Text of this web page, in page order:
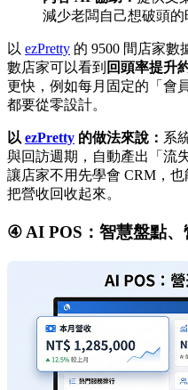
減少老闆自己想破頭的
以 ezPretty 的 9500 間店家
數店家可以看到 回頭率提升
更快，例如每月固定的「會
都要從零設計。
以 ezPretty 的做法來說： 系
與回訪週期，自動產出「流
讓店家不用先學會 CRM，
把營收回收起來。
④ AI POS：智慧盤點